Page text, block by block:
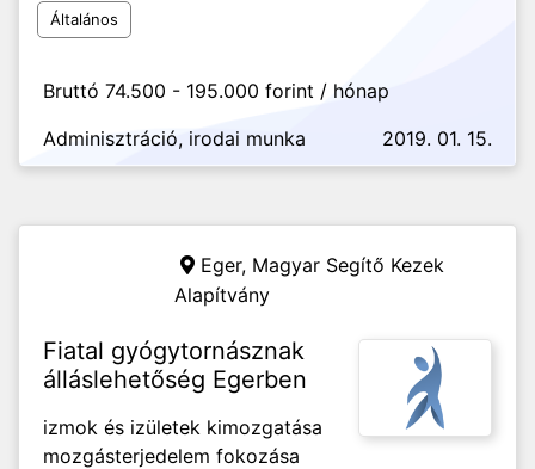
Általános
Bruttó 74.500 - 195.000 forint / hónap
Adminisztráció, irodai munka
2019. 01. 15.
Eger, Magyar Segítő Kezek
Alapítvány
Fiatal gyógytornásznak
álláslehetőség Egerben
izmok és izületek kimozgatása
mozgásterjedelem fokozása